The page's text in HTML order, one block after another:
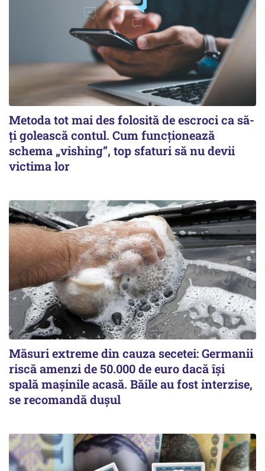
Metoda tot mai des folosită de escroci ca să-
ți golească contul. Cum funcționează
schema „vishing”, top sfaturi să nu devii
victima lor
Măsuri extreme din cauza secetei: Germanii
riscă amenzi de 50.000 de euro dacă își
spală mașinile acasă. Băile au fost interzise,
se recomandă dușul